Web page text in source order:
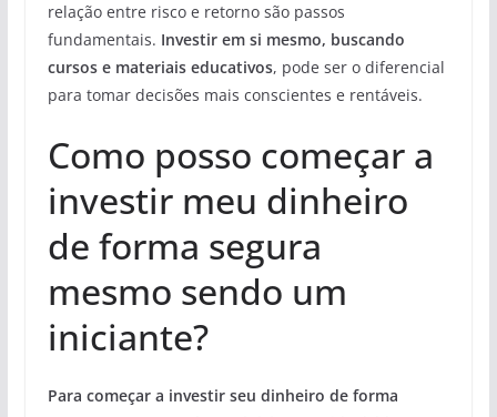
relação entre risco e retorno são passos
fundamentais. Investir em si mesmo, buscando
cursos e materiais educativos, pode ser o diferencial
para tomar decisões mais conscientes e rentáveis.
Como posso começar a
investir meu dinheiro
de forma segura
mesmo sendo um
iniciante?
Para começar a investir seu dinheiro de forma